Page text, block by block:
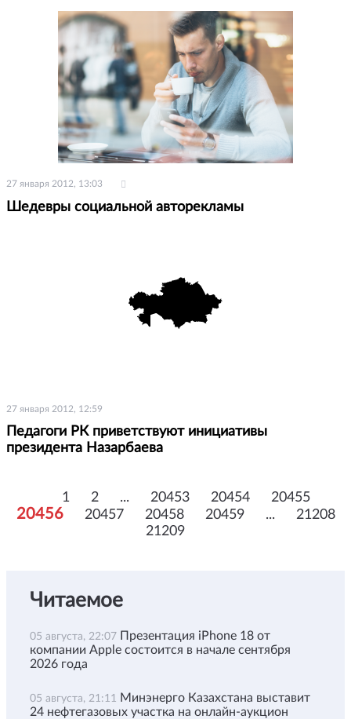
27 января 2012, 13:03
Шедевры социальной авторекламы
27 января 2012, 12:59
Педагоги РК приветствуют инициативы
президента Назарбаева
1 2 ... 20453 20454 20455
20456 20457 20458 20459 ...
21208
21209
Читаемое
05 августа, 22:07 Презентация iPhone 18 от
компании Apple состоится в начале сентября
2026 года
05 августа, 21:11 Минэнерго Казахстана выставит
24 нефтегазовых участка на онлайн-аукцион